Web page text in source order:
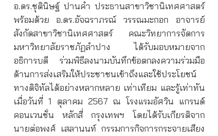
อ.ดร.ชุตินิษฐ์ ปานคำ ประธานสาขาวิชานิเทศศาสตร์
พร้อมด้วย อ.ดร.อัจฉราภรณ์ วรรณมะกอก อาจารย์
สังกัดสาขาวิชานิเทศศาสตร์ คณะวิทยาการจัดการ
มหาวิทยาลัยราชภัฏลำปาง ได้รับมอบหมายจาก
อธิการบดี ร่วมพิธีลงนามบันทึกข้อตกลงความร่วมมือ
ด้านการส่งเสริมให้ประชาชนเข้าถึงและใช้ประโยชน์
ทางดิจิทัลได้อย่างหลากหลาย เท่าเทียม และรู้เท่าทัน
เมื่อวันที่ 1 ตุลาคม 2567 ณ โรงแรมอัศวิน แกรนด์
คอนเวนชั่น หลักสี่ กรุงเทพฯ โดยได้รับเกียรติจาก
นายต่อพงศ์ เสลานนท์ กรรมการกิจการกระจายเสียง